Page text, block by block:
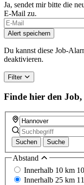
Ja, sendet mir bitte die
E-Mail zu.
Alert speichern
Du kannst diese Job-
deaktivieren.
Filter
Finde hier den
Suchen Suche
Abstand
Innerhalb 10 km
Innerhalb 25 km